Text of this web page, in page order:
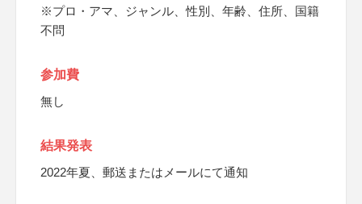
※プロ・アマ、ジャンル、性別、年齢、住所、国籍
不問
参加費
無し
結果発表
2022年夏、郵送またはメールにて通知